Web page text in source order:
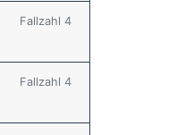
Fallzahl 4
Fallzahl 4